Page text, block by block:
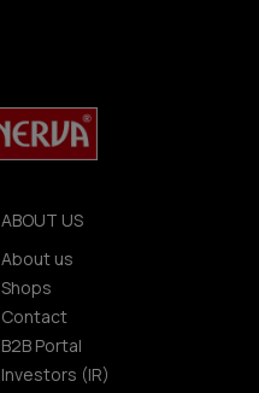
ABOUT US
About us
Shops
Contact
B2B Portal
Investors (IR)